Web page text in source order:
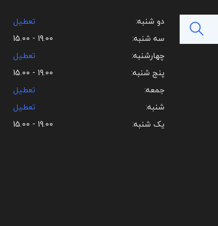
دو شنبه:
تعطیل
سه شنبه:
19.00 - 15.00
چهارشنبه:
تعطیل
پنج شنبه:
19.00 - 15.00
جمعه:
تعطیل
شنبه:
تعطیل
یک شنبه:
19.00 - 15.00